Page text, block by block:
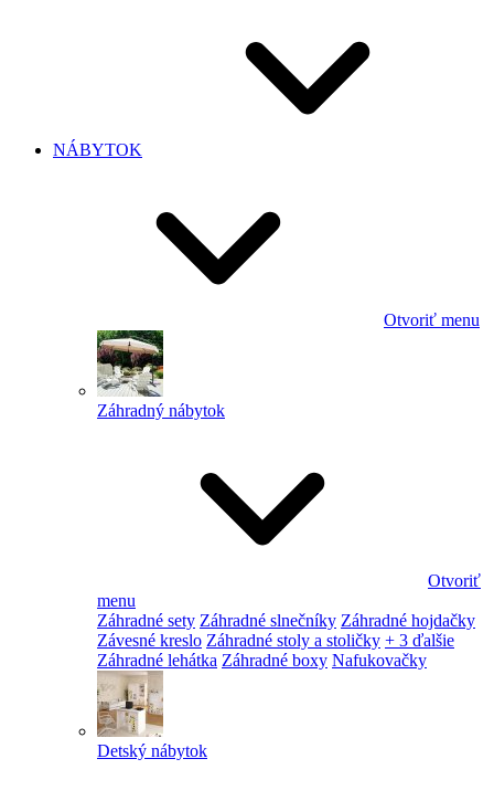
NÁBYTOK
Otvoriť menu
Záhradný nábytok
Otvoriť
menu
Záhradné sety Záhradné slnečníky Záhradné hojdačky
Závesné kreslo Záhradné stoly a stoličky + 3 ďalšie
Záhradné lehátka Záhradné boxy Nafukovačky
Detský nábytok